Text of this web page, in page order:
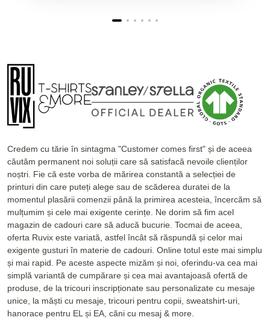
Credem cu tărie în sintagma "Customer comes first" și de aceea
căutăm permanent noi soluții care să satisfacă nevoile clienților
noștri. Fie că este vorba de mărirea constantă a selecției de
printuri din care puteți alege sau de scăderea duratei de la
momentul plasării comenzii până la primirea acesteia, încercăm să
mulțumim și cele mai exigente cerințe. Ne dorim să fim acel
magazin de cadouri care să aducă bucurie. Tocmai de aceea,
oferta Ruvix este variată, astfel încât să răspundă și celor mai
exigente gusturi în materie de cadouri. Online totul este mai simplu
și mai rapid. Pe aceste aspecte mizăm și noi, oferindu-va cea mai
simplă variantă de cumpărare și cea mai avantajoasă ofertă de
produse, de la tricouri inscripționate sau personalizate cu mesaje
unice, la măști cu mesaje, tricouri pentru copii, sweatshirt-uri,
hanorace pentru EL și EA, căni cu mesaj & more.